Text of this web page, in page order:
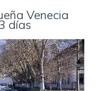
Venecia
días